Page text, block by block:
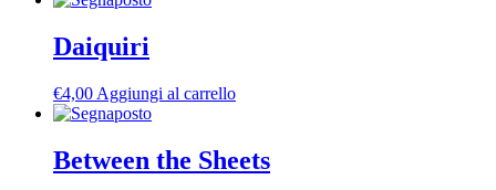
Daiquiri
€4,00 Aggiungi al carrello
Between the Sheets